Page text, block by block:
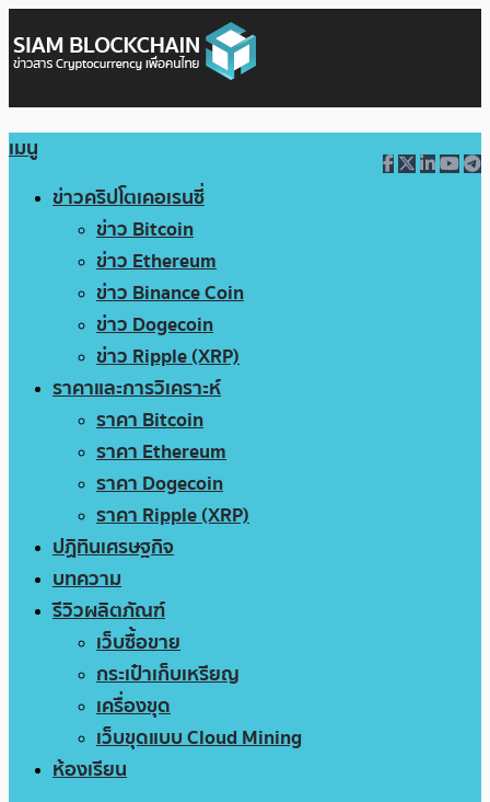
เมนู
ข่าวคริปโตเคอเรนซี่
ข่าว Bitcoin
ข่าว Ethereum
ข่าว Binance Coin
ข่าว Dogecoin
ข่าว Ripple (XRP)
ราคาและการวิเคราะห์
ราคา Bitcoin
ราคา Ethereum
ราคา Dogecoin
ราคา Ripple (XRP)
ปฏิทินเศรษฐกิจ
บทความ
รีวิวผลิตภัณฑ์
เว็บซื้อขาย
กระเป๋าเก็บเหรียญ
เครื่องขุด
เว็บขุดแบบ Cloud Mining
ห้องเรียน